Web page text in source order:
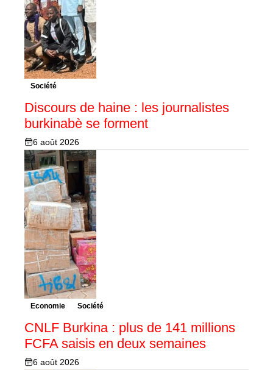
Société
Discours de haine : les journalistes
burkinabè se forment
6 août 2026
Economie Société
CNLF Burkina : plus de 141 millions
FCFA saisis en deux semaines
6 août 2026